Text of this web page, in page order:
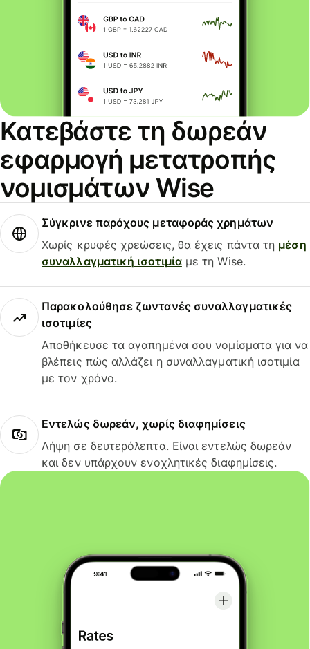
Κατεβάστε τη δωρεάν
εφαρμογή μετατροπής
νομισμάτων Wise
Σύγκρινε παρόχους μεταφοράς χρημάτων
Χωρίς κρυφές χρεώσεις, θα έχεις πάντα τη μέση
συναλλαγματική ισοτιμίαμε τη Wise.
Παρακολούθησε ζωντανές συναλλαγματικές
ισοτιμίες
Αποθήκευσε τα αγαπημένα σου νομίσματα για να
βλέπεις πώς αλλάζει η συναλλαγματική ισοτιμία
με τον χρόνο.
Εντελώς δωρεάν, χωρίς διαφημίσεις
Λήψη σε δευτερόλεπτα. Είναι εντελώς δωρεάν
και δεν υπάρχουν ενοχλητικές διαφημίσεις.